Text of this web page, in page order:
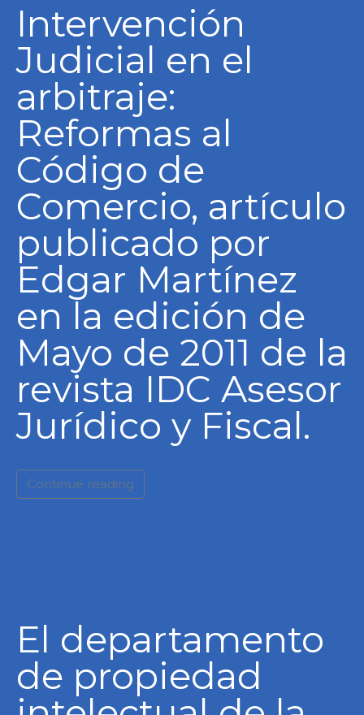
Intervención
Judicial en el
arbitraje:
Reformas al
Código de
Comercio, artículo
publicado por
Edgar Martínez
en la edición de
Mayo de 2011 de la
revista IDC Asesor
Jurídico y Fiscal.
Continue reading
El departamento
de propiedad